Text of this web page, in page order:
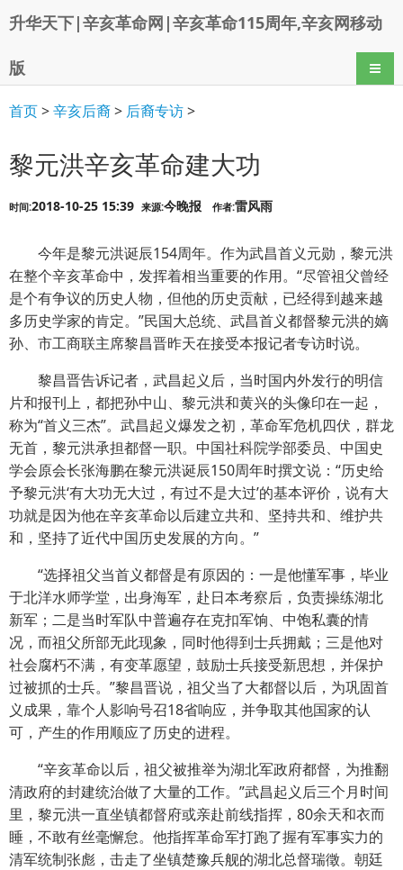
升华天下|辛亥革命网|辛亥革命115周年,辛亥网移动
版 导航
首页>辛亥后裔> 后裔专访>
黎元洪辛亥革命建大功
时间:2018-10-25 15:39 来源:今晚报 作者:雷风雨
今年是黎元洪诞辰154周年。作为武昌首义元勋，黎元洪
在整个辛亥革命中，发挥着相当重要的作用。“尽管祖父曾经
是个有争议的历史人物，但他的历史贡献，已经得到越来越
多历史学家的肯定。”民国大总统、武昌首义都督黎元洪的嫡
孙、市工商联主席黎昌晋昨天在接受本报记者专访时说。
黎昌晋告诉记者，武昌起义后，当时国内外发行的明信
片和报刊上，都把孙中山、黎元洪和黄兴的头像印在一起，
称为“首义三杰”。武昌起义爆发之初，革命军危机四伏，群龙
无首，黎元洪承担都督一职。中国社科院学部委员、中国史
学会原会长张海鹏在黎元洪诞辰150周年时撰文说：“历史给
予黎元洪‘有大功无大过，有过不是大过’的基本评价，说有大
功就是因为他在辛亥革命以后建立共和、坚持共和、维护共
和，坚持了近代中国历史发展的方向。”
“选择祖父当首义都督是有原因的：一是他懂军事，毕业
于北洋水师学堂，出身海军，赴日本考察后，负责操练湖北
新军；二是当时军队中普遍存在克扣军饷、中饱私囊的情
况，而祖父所部无此现象，同时他得到士兵拥戴；三是他对
社会腐朽不满，有变革愿望，鼓励士兵接受新思想，并保护
过被抓的士兵。”黎昌晋说，祖父当了大都督以后，为巩固首
义成果，靠个人影响号召18省响应，并争取其他国家的认
可，产生的作用顺应了历史的进程。
“辛亥革命以后，祖父被推举为湖北军政府都督，为推翻
清政府的封建统治做了大量的工作。”武昌起义后三个月时间
里，黎元洪一直坐镇都督府或亲赴前线指挥，80余天和衣而
睡，不敢有丝毫懈怠。他指挥革命军打跑了握有军事实力的
清军统制张彪，击走了坐镇楚豫兵舰的湖北总督瑞徵。朝廷